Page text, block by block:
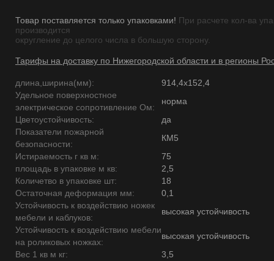
Товар поставляется только упаковками! При расчете кол-ва
производится
округление до целого числа в большую сторону.
Тарифы на доставку по Нижегородской области и в регионы
длина,ширина(мм):
914,4х152,4
Удельное поверхностное
электрическое сопротивление Ом:
норма
Цветоустойчивость:
да
Показатели пожарной
безопасности:
КМ5
Истираемость г кв м:
75
площадь в упаковке м кв:
2,5
Количетво в упаковке шт:
18
Остаточная деформация мм:
0,1
Устойчивость к воздействию ножек
мебели и каблуков:
высокая устойчивость
Устойчивость к воздействию мебели
на роликовых ножках:
высокая устойчивость
Вес 1 кв м кг:
3,5